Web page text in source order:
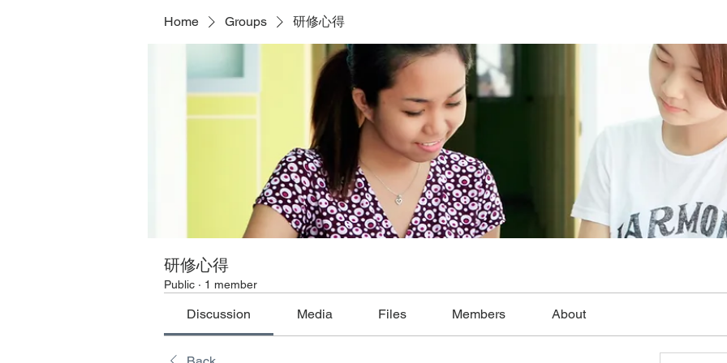
Home Groups 研修心得
研修心得
Public · 1 member
Discussion Media Files Members About